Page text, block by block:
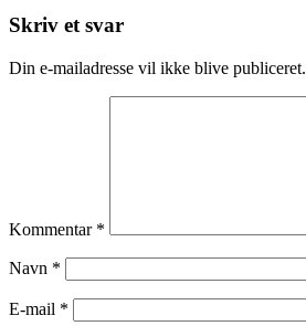
Skriv et svar
Din e-mailadresse vil ikke blive publiceret.
Kommentar *
Navn *
E-mail *